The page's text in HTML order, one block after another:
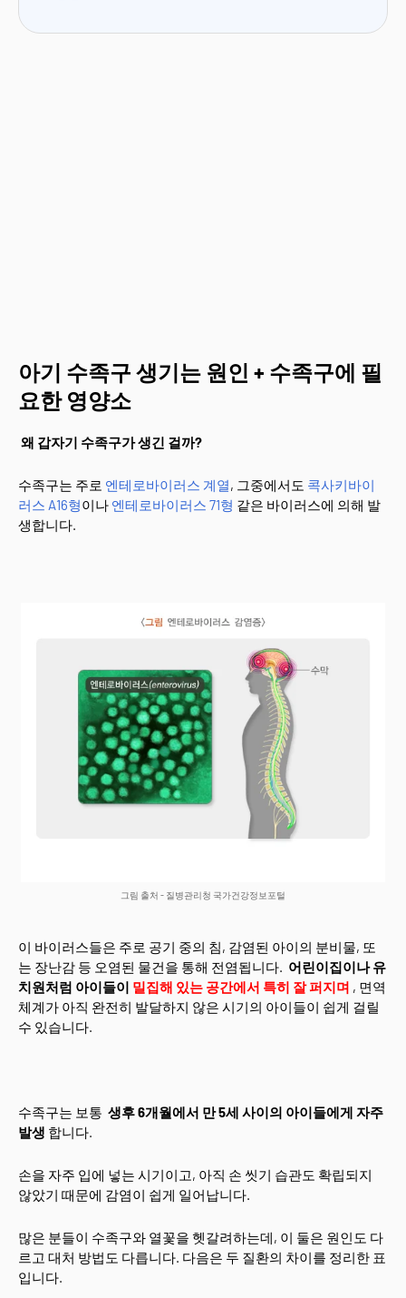
아기 수족구 생기는 원인 + 수족구에 필
요한 영양소
왜 갑자기 수족구가 생긴 걸까?
수족구는 주로 엔테로바이러스 계열, 그중에서도 콕사키바이
러스 A16형이나 엔테로바이러스 71형 같은 바이러스에 의해 발
생합니다.
그림 출처 - 질병관리청 국가건강정보포털
이 바이러스들은 주로 공기 중의 침, 감염된 아이의 분비물, 또
는 장난감 등 오염된 물건을 통해 전염됩니다. 어린이집이나 유
치원처럼 아이들이 밀집해 있는 공간에서 특히 잘 퍼지며 , 면역
체계가 아직 완전히 발달하지 않은 시기의 아이들이 쉽게 걸릴
수 있습니다.
수족구는 보통 생후 6개월에서 만 5세 사이의 아이들에게 자주
발생 합니다.
손을 자주 입에 넣는 시기이고, 아직 손 씻기 습관도 확립되지
않았기 때문에 감염이 쉽게 일어납니다.
많은 분들이 수족구와 열꽃을 헷갈려하는데, 이 둘은 원인도 다
르고 대처 방법도 다릅니다. 다음은 두 질환의 차이를 정리한 표
입니다.